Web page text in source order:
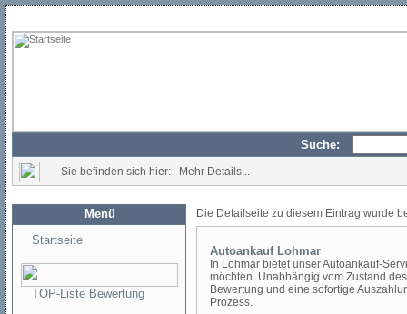
Suche:
Sie befinden sich hier: Mehr Details...
Menü
Startseite
TOP-Liste Bewertung
Die Detailseite zu diesem Eintrag wurde
Autoankauf Lohmar
In Lohmar bietet unser Autoankauf-
möchten. Unabhängig vom Zustand
Bewertung und eine sofortige
Prozess.